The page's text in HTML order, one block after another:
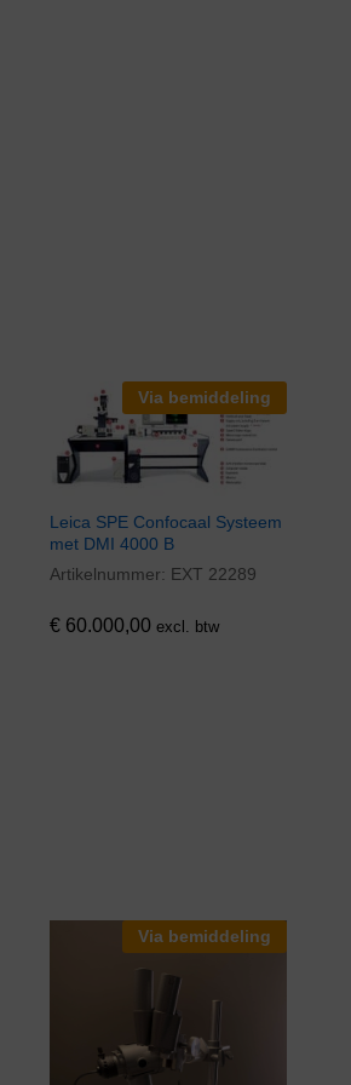
Via bemiddeling
Leica SPE Confocaal Systeem
met DMI 4000 B
Artikelnummer: EXT 22289
€60.000,00 excl. btw
€60.000,00
Via bemiddeling